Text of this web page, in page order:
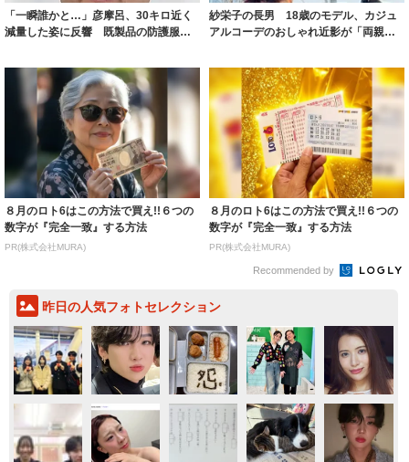
「一瞬誰かと…」彦摩呂、30キロ近く
減量した姿に反響 既製品の防護服が
紗栄子の長男 18歳のモデル、カジュ
アルコーデのおしゃれ近影が「両親の
８月のロト6はこの方法で買え!!６つの
数字が『完全一致』する方法
PR(株式会社MURA)
８月のロト6はこの方法で買え!!６つの
数字が『完全一致』する方法
PR(株式会社MURA)
Recommended by
昨日の人気フォトセレクション